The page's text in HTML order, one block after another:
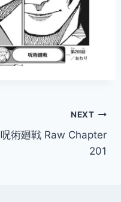
NEXT
呪術廻戦 Raw Chapter
201